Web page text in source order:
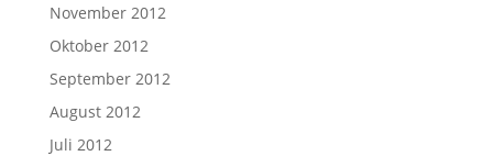
November 2012
Oktober 2012
September 2012
August 2012
Juli 2012